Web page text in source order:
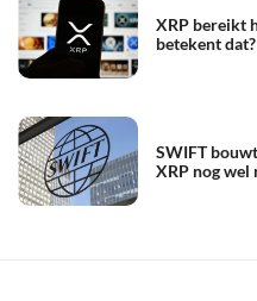
XRP bereikt
betekent dat?
SWIFT
XRP nog wel